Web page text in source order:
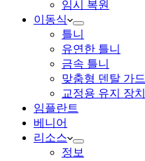
임시 복원
이동식
틀니
유연한 틀니
금속 틀니
맞춤형 덴탈 가드
교정용 유지 장치
임플란트
베니어
리소스
정보